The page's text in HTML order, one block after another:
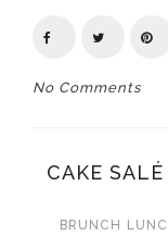
No Comments
CAKE
BRUNCH